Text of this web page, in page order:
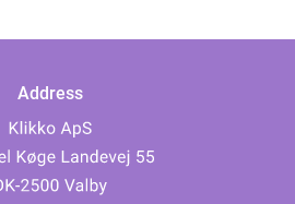
Address